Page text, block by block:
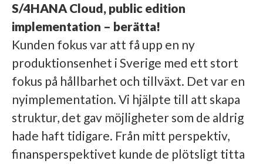
S/4HANA Cloud, public edition
implementation – berätta!
Kunden fokus var att få upp en ny
produktionsenhet i Sverige med ett stort
fokus på hållbarhet och tillväxt. Det var en
nyimplementation. Vi hjälpte till att skapa
struktur, det gav möjligheter som de aldrig
hade haft tidigare. Från mitt perspektiv,
finansperspektivet kunde de plötsligt titta